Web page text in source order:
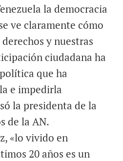
la democracia
ve claramente cómo
y nuestras
ciudadana ha
que ha
e impedirla
la presidenta de la
de la AN.
«lo vivido en
20 años es un